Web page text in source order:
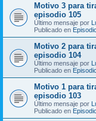
Motivo 3 para
episodio 105
Último mensaje por
Publicado en
Motivo 2 para
episodio 104
Último mensaje por
Publicado en
Motivo 1 para
episodio 103
Último mensaje por
Publicado en